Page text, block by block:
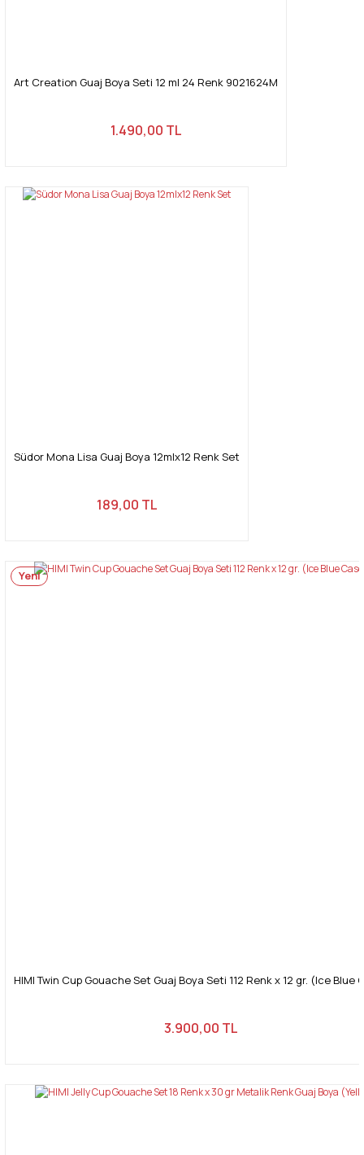
Art Creation Guaj Boya Seti 12 ml 24 Renk 9021624M
1.490,00 TL
Südor Mona Lisa Guaj Boya 12mlx12 Renk Set
189,00 TL
Yeni
HIMI Twin Cup Gouache Set Guaj Boya Seti 112 Renk x 12 gr. (Ice Blue
3.900,00 TL